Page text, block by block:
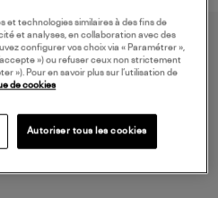
GRATUITE
et technologies similaires à des fins de
et analyses, en collaboration avec des
configurer vos choix via « Paramétrer »,
») ou refuser ceux non strictement
»). Pour en savoir plus sur l’utilisation de
de cookies
Autoriser tous les cookies